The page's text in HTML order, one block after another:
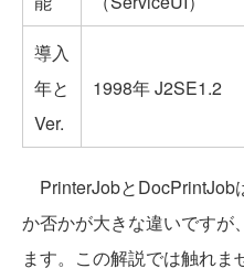
導入
年と
Ver.
1998年 J2SE1.2
PrinterJobとDocPrintJob
か否かが大きな違いですが
ます。この解説では触れ